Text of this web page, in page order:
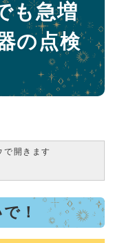
も急増
の点検
で開きます
！